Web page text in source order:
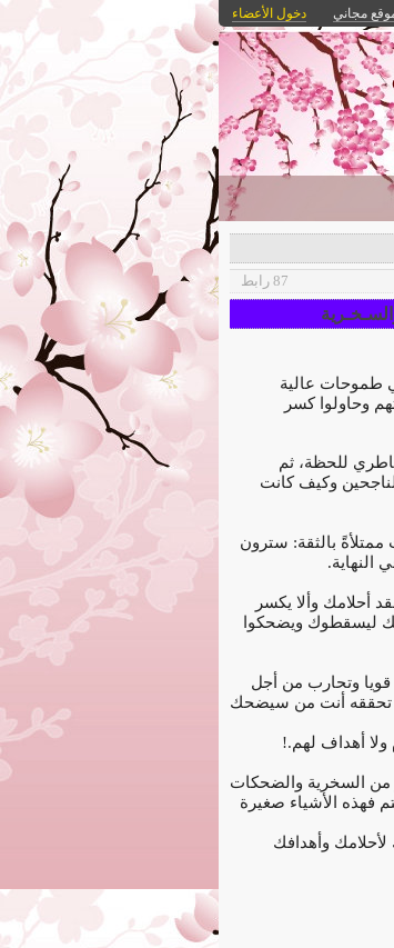
مجاني دخول الأعضاء
87 رابط
طموحات عالية
وحاولوا كسر
للحظة، ثم
وكيف كانت
بالثقة: سترون
أحلامك وألا يكسر
ليسقطوك ويضحكوا
وتحارب من أجل
تحققه أنت من سيضحك
ولا أهداف لهم.!
من السخرية والضحكات
فهذه الأشياء صغيرة
وأهدافك